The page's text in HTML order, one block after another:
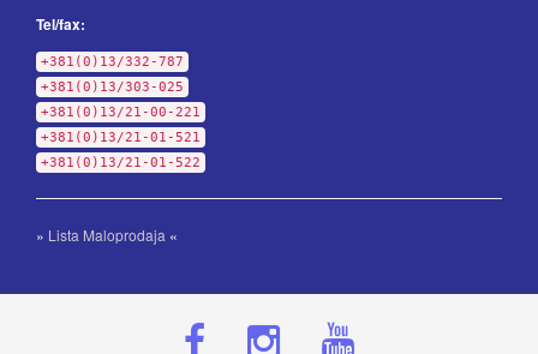
Tel/fax:
+381(0)13/332-787
+381(0)13/303-025
+381(0)13/21-00-221
+381(0)13/21-01-521
+381(0)13/21-01-522
» Lista Maloprodaja «